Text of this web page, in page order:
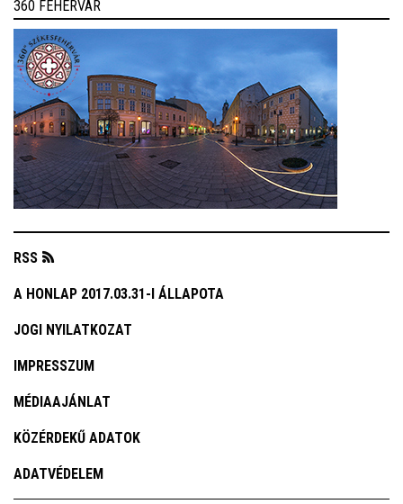
360 FEHÉRVÁR
RSS
A HONLAP 2017.03.31-I ÁLLAPOTA
JOGI NYILATKOZAT
IMPRESSZUM
MÉDIAAJÁNLAT
KÖZÉRDEKŰ ADATOK
ADATVÉDELEM